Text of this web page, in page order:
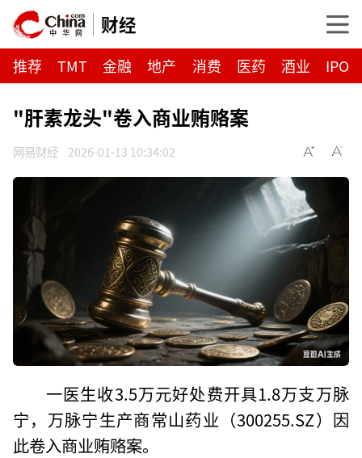
财经
推荐 TMT 金融 地产 消费 医药 酒业 IPO
"肝素龙头"卷入商业贿赂案
网易财经 2026-01-13 10:34:02
一医生收3.5万元好处费开具1.8万支万脉
宁，万脉宁生产商常山药业（300255.SZ）因
此卷入商业贿赂案。